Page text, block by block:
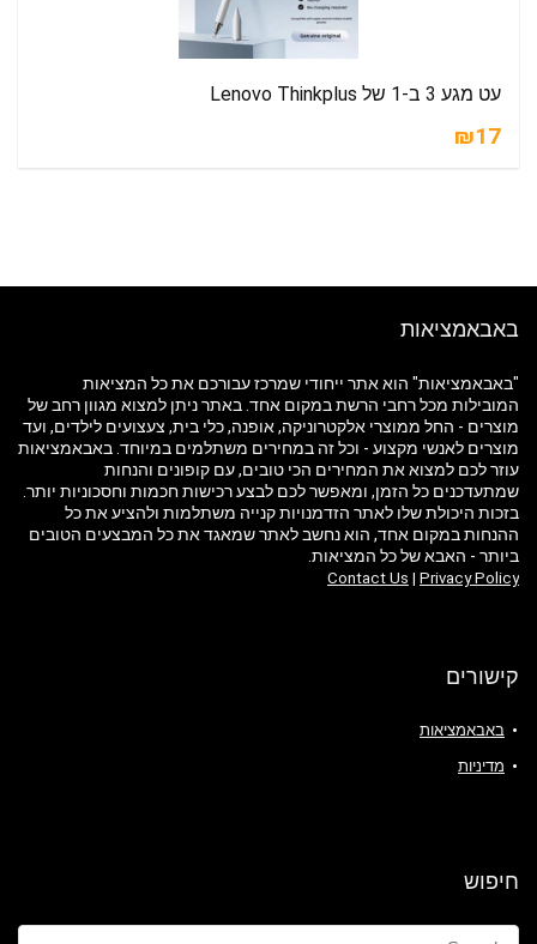
עט מגע 3 ב-1 של Lenovo Thinkplus
₪17
באבאמציאות
"באבאמציאות" הוא אתר ייחודי שמרכז עבורכם את כל המציאות
המובילות מכל רחבי הרשת במקום אחד. באתר ניתן למצוא מגוון רחב של
מוצרים - החל ממוצרי אלקטרוניקה, אופנה, כלי בית, צעצועים לילדים, ועד
מוצרים לאנשי מקצוע - וכל זה במחירים משתלמים במיוחד. באבאמציאות
עוזר לכם למצוא את המחירים הכי טובים, עם קופונים והנחות
שמתעדכנים כל הזמן, ומאפשר לכם לבצע רכישות חכמות וחסכוניות יותר.
בזכות היכולת שלו לאתר הזדמנויות קנייה משתלמות ולהציע את כל
ההנחות במקום אחד, הוא נחשב לאתר שמאגד את כל המבצעים הטובים
ביותר - האבא של כל המציאות.
Contact Us | Privacy Policy
קישורים
באבאמציאות
מדיניות
חיפוש